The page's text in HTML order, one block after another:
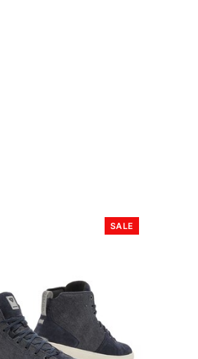
SALE